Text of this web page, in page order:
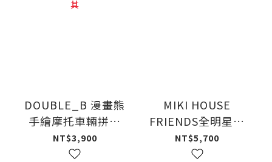
DOUBLE_B 漫畫熊
手繪摩托車輛拼色
竹節棉短袖T恤-卡
其
NT$3,900
MIKI HOUSE
FRIENDS全明星長
袖T恤-淺藍
NT$5,700